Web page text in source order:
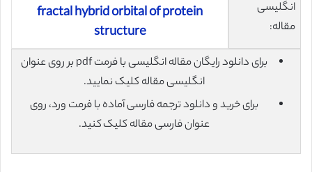
انگلیسی
مقاله:
fractal hybrid orbital of protein
structure
برای دانلود رایگان مقاله انگلیسی با فرمت pdf بر روی عنوان
انگلیسی مقاله کلیک نمایید.
برای خرید و دانلود ترجمه فارسی آماده با فرمت ورد، روی
عنوان فارسی مقاله کلیک کنید.